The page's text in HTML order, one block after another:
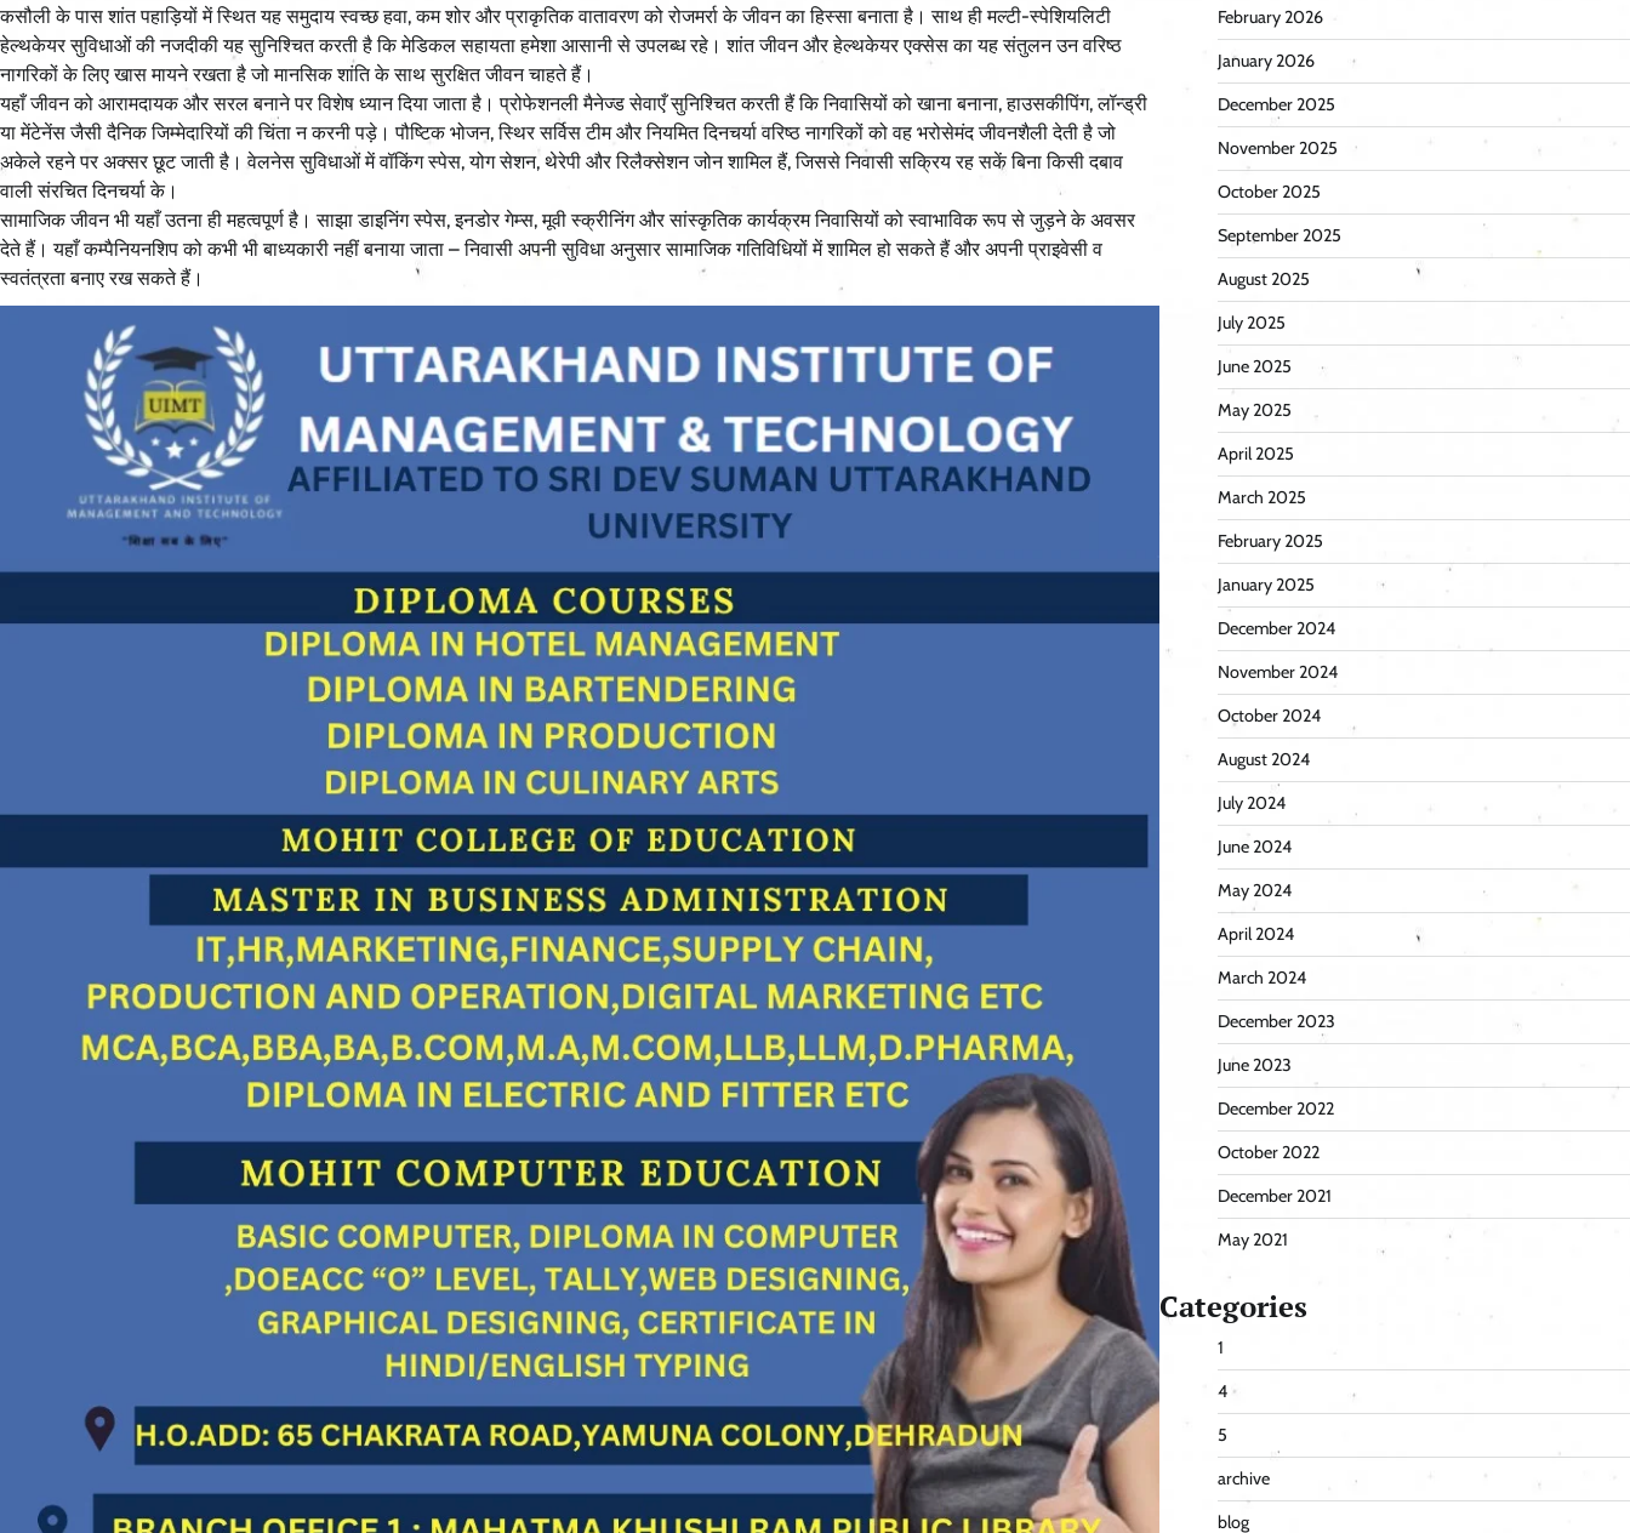
कसौली के पास शांत पहाड़ियों में स्थित यह समुदाय स्वच्छ हवा, कम शोर और प्राकृतिक वातावरण को रोजमर्रा के जीवन का हिस्सा बनाता है। साथ ही मल्टी-स्पेशियलिटी
हेल्थकेयर सुविधाओं की नजदीकी यह सुनिश्चित करती है कि मेडिकल सहायता हमेशा आसानी से उपलब्ध रहे। शांत जीवन और हेल्थकेयर एक्सेस का यह संतुलन उन वरिष्ठ
नागरिकों के लिए खास मायने रखता है जो मानसिक शांति के साथ सुरक्षित जीवन चाहते हैं।
यहाँ जीवन को आरामदायक और सरल बनाने पर विशेष ध्यान दिया जाता है। प्रोफेशनली मैनेज्ड सेवाएँ सुनिश्चित करती हैं कि निवासियों को खाना बनाना, हाउसकीपिंग, लॉन्ड्री
या मेंटेनेंस जैसी दैनिक जिम्मेदारियों की चिंता न करनी पड़े। पौष्टिक भोजन, स्थिर सर्विस टीम और नियमित दिनचर्या वरिष्ठ नागरिकों को वह भरोसेमंद जीवनशैली देती है जो
अकेले रहने पर अक्सर छूट जाती है। वेलनेस सुविधाओं में वॉकिंग स्पेस, योग सेशन, थेरेपी और रिलैक्सेशन जोन शामिल हैं, जिससे निवासी सक्रिय रह सकें बिना किसी दबाव
वाली संरचित दिनचर्या के।
सामाजिक जीवन भी यहाँ उतना ही महत्वपूर्ण है। साझा डाइनिंग स्पेस, इनडोर गेम्स, मूवी स्क्रीनिंग और सांस्कृतिक कार्यक्रम निवासियों को स्वाभाविक रूप से जुड़ने के अवसर
देते हैं। यहाँ कम्पैनियनशिप को कभी भी बाध्यकारी नहीं बनाया जाता – निवासी अपनी सुविधा अनुसार सामाजिक गतिविधियों में शामिल हो सकते हैं और अपनी प्राइवेसी व
स्वतंत्रता बनाए रख सकते हैं।
February 2026
January 2026
December 2025
November 2025
October 2025
September 2025
August 2025
July 2025
June 2025
May 2025
April 2025
March 2025
February 2025
January 2025
December 2024
November 2024
October 2024
August 2024
July 2024
June 2024
May 2024
April 2024
March 2024
December 2023
June 2023
December 2022
October 2022
December 2021
May 2021
Categories
1
4
5
archive
blog